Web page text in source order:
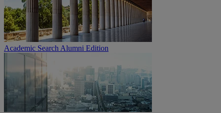
Academic Search Alumni Edition